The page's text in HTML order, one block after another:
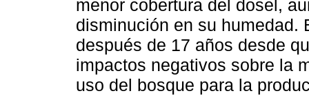
menor cobertura del dosel,
disminución en su humedad.
después de 17 años desde
impactos negativos sobre la
uso del bosque para la